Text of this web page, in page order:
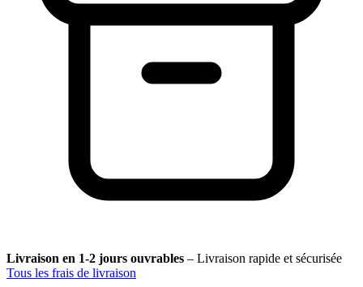
Livraison en 1-2 jours ouvrables – Livraison rapide et sécurisée
Tous les frais de livraison